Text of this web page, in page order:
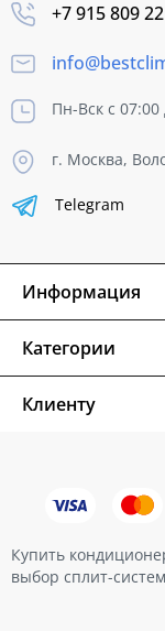
+7 915 809
Пн-Вск с 07:00
г. Москва,
Telegram
Информация
Категории
Клиенту
Купить
выбор сплит-